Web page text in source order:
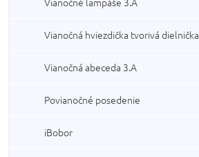
Vianočná hviezdička tvorivá dielnička
Vianočná abeceda 3.A
Povianočné posedenie
iBobor